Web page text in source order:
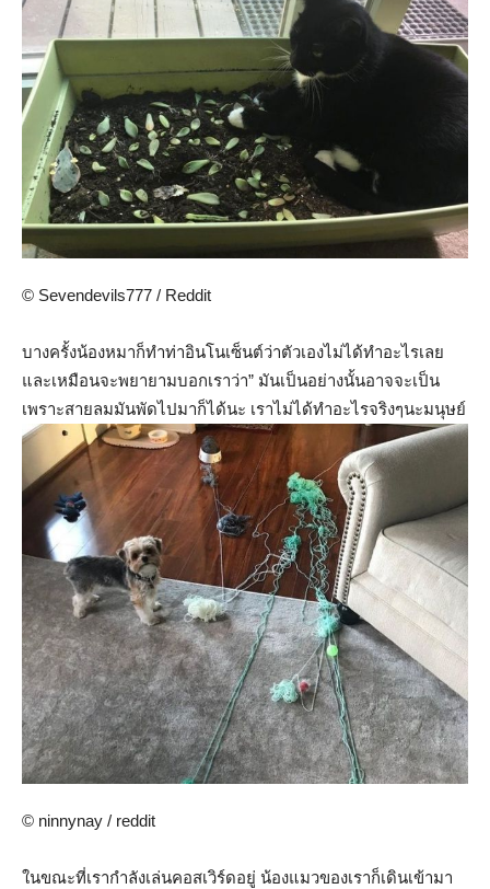
© Sevendevils777 / Reddit
บางครั้งน้องหมาก็ทำท่าอินโนเซ็นต์ว่าตัวเองไม่ได้ทำอะไรเลย
และเหมือนจะพยายามบอกเราว่า” มันเป็นอย่างนั้นอาจจะเป็น
เพราะสายลมมันพัดไปมาก็ได้นะ เราไม่ได้ทำอะไรจริงๆนะมนุษย์
© ninnynay / reddit
ในขณะที่เรากำลังเล่นคอสเวิร์ดอยู่ น้องแมวของเราก็เดินเข้ามา